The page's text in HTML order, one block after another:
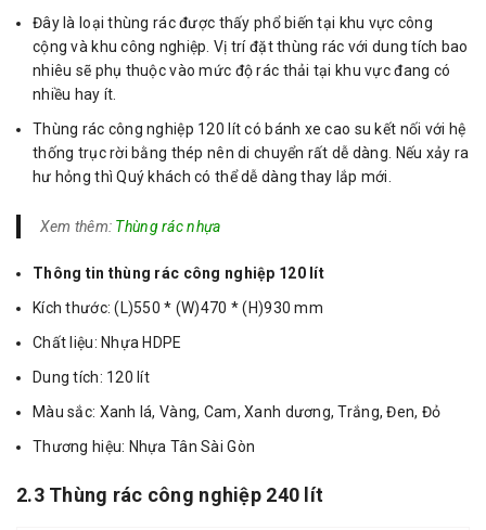
Đây là loại thùng rác được thấy phổ biến tại khu vực công
cộng và khu công nghiệp. Vị trí đặt thùng rác với dung tích bao
nhiêu sẽ phụ thuộc vào mức độ rác thải tại khu vực đang có
nhiều hay ít.
Thùng rác công nghiệp 120 lít có bánh xe cao su kết nối với hệ
thống trục rời bằng thép nên di chuyển rất dễ dàng. Nếu xảy ra
hư hỏng thì Quý khách có thể dễ dàng thay lắp mới.
Xem thêm: Thùng rác nhựa
Thông tin thùng rác công nghiệp 120 lít
Kích thước: (L)550 * (W)470 * (H)930 mm
Chất liệu: Nhựa HDPE
Dung tích: 120 lít
Màu sắc: Xanh lá, Vàng, Cam, Xanh dương, Trắng, Đen, Đỏ
Thương hiệu: Nhựa Tân Sài Gòn
2.3 Thùng rác công nghiệp 240 lít